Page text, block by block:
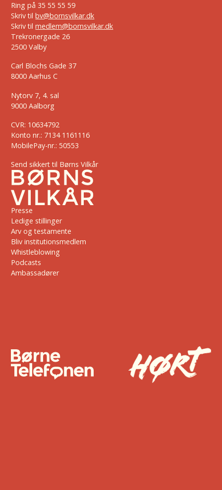
Ring på 35 55 55 59
Skriv tilbv@bornsvilkar.dk
Skriv tilmedlem@bornsvilkar.dk
Trekronergade 26
2500 Valby
Carl Blochs Gade 37
8000 Aarhus C
Nytorv 7, 4. sal
9000 Aalborg
CVR: 10634792
Konto nr.: 7134 1161116
MobilePay-nr.: 50553
Send sikkert til Børns Vilkår
Presse
Ledige stillinger
Arv og testamente
Bliv institutionsmedlem
Whistleblowing
Podcasts
Ambassadører